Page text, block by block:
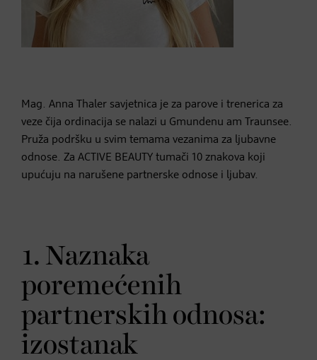
Mag. Anna Thaler savjetnica je za parove i trenerica za
veze čija ordinacija se nalazi u Gmundenu am Traunsee.
Pruža podršku u svim temama vezanima za ljubavne
odnose. Za ACTIVE BEAUTY tumači 10 znakova koji
upućuju na narušene partnerske odnose i ljubav.
1. Naznaka
poremećenih
partnerskih odnosa:
izostanak